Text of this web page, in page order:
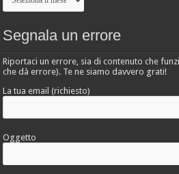
Segnala un errore
Riportaci un errore, sia di contenuto che
che dà errore). Te ne siamo davvero grati!
La tua email (richiesto)
Oggetto